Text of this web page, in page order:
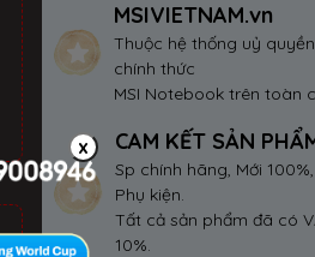
MSIVIETNAM.vn
Thuộc hệ thống uỷ quyền
chính thức
MSI Notebook trên toàn
CAM KẾT SẢN
Sp chính hãng, Mới 100%,
Phụ kiện.
Tất cả sản phẩm đã có
10%.
x